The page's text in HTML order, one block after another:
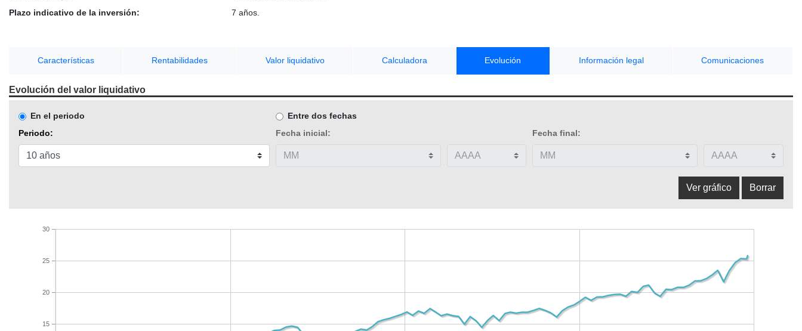
Plazo indicativo de la inversión:
7 años.
Características Rentabilidades Valor liquidativo Calculadora Evolución Información legal Comunicaciones
Evolución del valor liquidativo
En el periodo
Periodo:
Entre dos fechas
Fecha inicial:
Fecha final:
15
20
25
30